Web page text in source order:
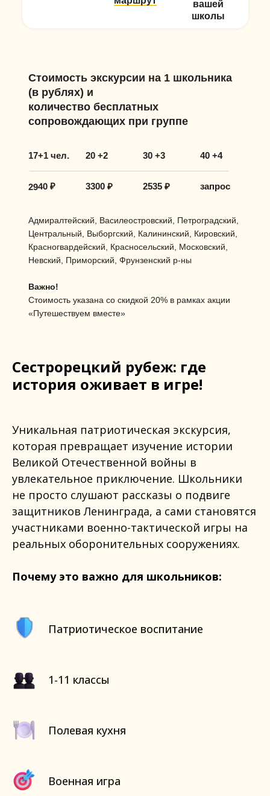
вашей
школы
30 +3
2535 ₽
40 +4
запрос
Стоимость экскурсии на 1 школьника
(в рублях) и
количество бесплатных
сопровождающих при группе
Адмиралтейский, Василеостровский, Петроградский,
Центральный, Выборгский, Калининский, Кировский,
Красногвардейский, Красносельский, Московский,
Невский, Приморский, Фрунзенский р-ны
Важно!
Стоимость указана со скидкой 20% в рамках акции
«Путешествуем вместе»
17+1 чел.
2940 ₽
20 +2
3300 ₽
Сестрорецкий рубеж: где
история оживает в игре!
Уникальная патриотическая экскурсия,
которая превращает изучение истории
Великой Отечественной войны в
увлекательное приключение. Школьники
не просто слушают рассказы о подвиге
защитников Ленинграда, а сами становятся
участниками военно-тактической игры на
реальных оборонительных сооружениях.
Почему это важно для школьников:
Патриотическое воспитание
1-11 классы
Полевая кухня
Военная игра